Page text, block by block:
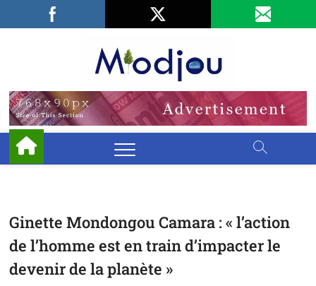
Facebook
LinkedIn
Ginette Mondongou Camara : « l’action
de l’homme est en train d’impacter le
devenir de la planète »